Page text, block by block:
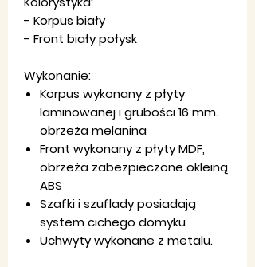
- Korpus biały
- Front biały połysk
Wykonanie:
Korpus wykonany z płyty
laminowanej i grubości 16 mm.
obrzeża melanina
Front wykonany z płyty MDF,
obrzeża zabezpieczone okleiną
ABS
Szafki i szuflady posiadają
system cichego domyku
Uchwyty wykonane z metalu.